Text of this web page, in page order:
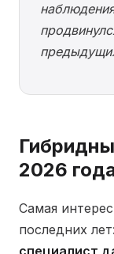
2026
Самая
последних лет:
специалист